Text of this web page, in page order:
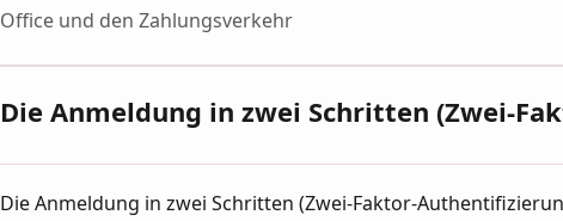
Office und den Zahlungsverkehr
Die Anmeldung in zwei Schritten (Zwei-
Die Anmeldung in zwei Schritten (Zwei-Faktor-